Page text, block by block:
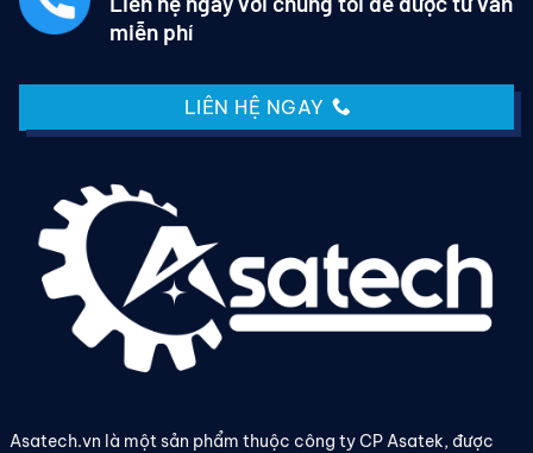
miễn phí
LIÊN HỆ NGAY
Asatech.vn là một sản phẩm thuộc công ty CP Asatek, được